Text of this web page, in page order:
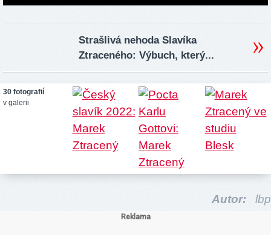
Strašlivá nehoda Slavíka
Ztraceného: Výbuch, který...
30 fotografií
v galerii
Autor: lbp